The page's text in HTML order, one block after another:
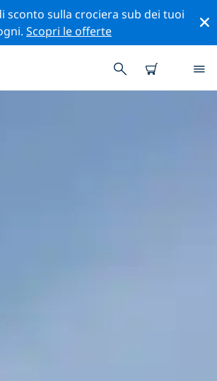
sconto sulla crociera sub dei tuoi
Scopri le offerte